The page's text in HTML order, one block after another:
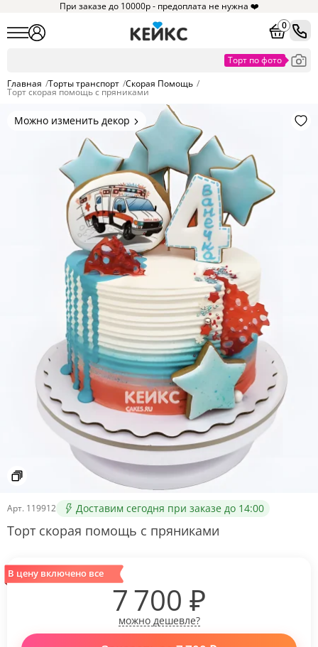
При заказе до 10000р - предоплата не нужна ❤️
0
Главная /Торты транспорт /Скорая Помощь /
Торт скорая помощь с пряниками
Можно изменить декор
Цвет покрытия, надписи,
элементы и фигурки.
Арт. 119912 Доставим сегодня при заказе до 14:00
Торт скорая помощь с пряниками
В цену включено все
7 700 ₽
можно дешевле?